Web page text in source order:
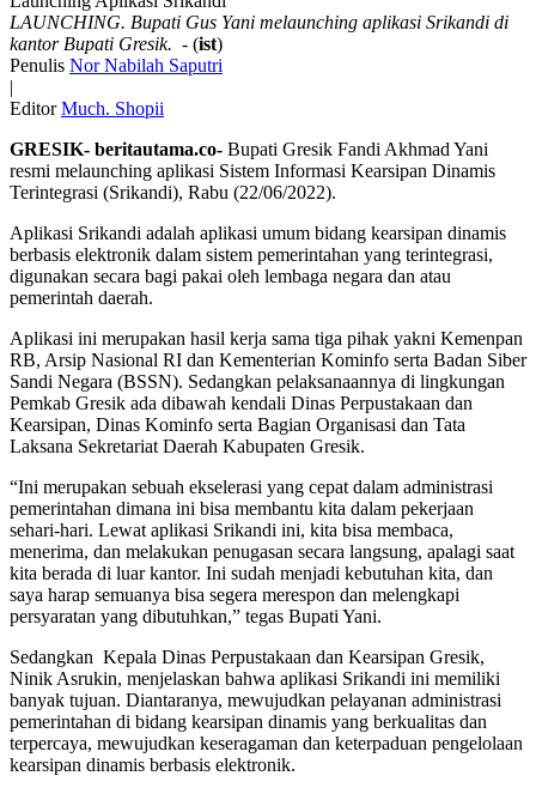
LAUNCHING. Bupati Gus Yani melaunching aplikasi Srikandi di
kantor Bupati Gresik. - (ist)
Penulis Nor Nabilah Saputri
|
Editor Much. Shopii
GRESIK- beritautama.co- Bupati Gresik Fandi Akhmad Yani
resmi melaunching aplikasi Sistem Informasi Kearsipan Dinamis
Terintegrasi (Srikandi), Rabu (22/06/2022).
Aplikasi Srikandi adalah aplikasi umum bidang kearsipan dinamis
berbasis elektronik dalam sistem pemerintahan yang terintegrasi,
digunakan secara bagi pakai oleh lembaga negara dan atau
pemerintah daerah.
Aplikasi ini merupakan hasil kerja sama tiga pihak yakni Kemenpan
RB, Arsip Nasional RI dan Kementerian Kominfo serta Badan Siber
Sandi Negara (BSSN). Sedangkan pelaksanaannya di lingkungan
Pemkab Gresik ada dibawah kendali Dinas Perpustakaan dan
Kearsipan, Dinas Kominfo serta Bagian Organisasi dan Tata
Laksana Sekretariat Daerah Kabupaten Gresik.
“Ini merupakan sebuah ekselerasi yang cepat dalam administrasi
pemerintahan dimana ini bisa membantu kita dalam pekerjaan
sehari-hari. Lewat aplikasi Srikandi ini, kita bisa membaca,
menerima, dan melakukan penugasan secara langsung, apalagi saat
kita berada di luar kantor. Ini sudah menjadi kebutuhan kita, dan
saya harap semuanya bisa segera merespon dan melengkapi
persyaratan yang dibutuhkan,” tegas Bupati Yani.
Sedangkan Kepala Dinas Perpustakaan dan Kearsipan Gresik,
Ninik Asrukin, menjelaskan bahwa aplikasi Srikandi ini memiliki
banyak tujuan. Diantaranya, mewujudkan pelayanan administrasi
pemerintahan di bidang kearsipan dinamis yang berkualitas dan
terpercaya, mewujudkan keseragaman dan keterpaduan pengelolaan
kearsipan dinamis berbasis elektronik.